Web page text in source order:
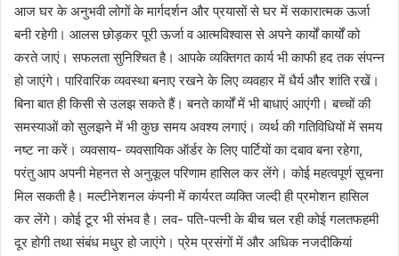
आज घर के अनुभवी लोगों के मार्गदर्शन और प्रयासों से घर में सकारात्मक ऊर्जा
बनी रहेगी। आलस छोड़कर पूरी ऊर्जा व आत्मविश्वास से अपने कार्यों कार्यों को
करते जाएं। सफलता सुनिश्चित है। आपके व्यक्तिगत कार्य भी काफी हद तक संपन्न
हो जाएंगे। पारिवारिक व्यवस्था बनाए रखने के लिए व्यवहार में धैर्य और शांति रखें।
बिना बात ही किसी से उलझ सकते हैं। बनते कार्यों में भी बाधाएं आएंगी। बच्चों की
समस्याओं को सुलझने में भी कुछ समय अवश्य लगाएं। व्यर्थ की गतिविधियों में समय
नष्ट ना करें। व्यवसाय- व्यवसायिक ऑर्डर के लिए पार्टियों का दबाव बना रहेगा,
परंतु आप अपनी मेहनत से अनुकूल परिणाम हासिल कर लेंगे। कोई महत्वपूर्ण सूचना
मिल सकती है। मल्टीनेशनल कंपनी में कार्यरत व्यक्ति जल्दी ही प्रमोशन हासिल
कर लेंगे। कोई टूर भी संभव है। लव- पति-पत्नी के बीच चल रही कोई गलतफहमी
दूर होगी तथा संबंध मधुर हो जाएंगे। प्रेम प्रसंगों में और अधिक नजदीकियां